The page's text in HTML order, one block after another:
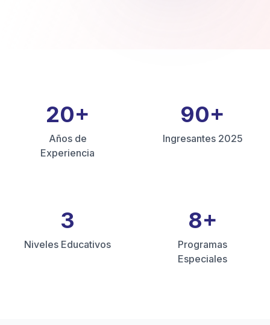
20+
Años de
Experiencia
90+
Ingresantes 2025
3
Niveles Educativos
8+
Programas
Especiales